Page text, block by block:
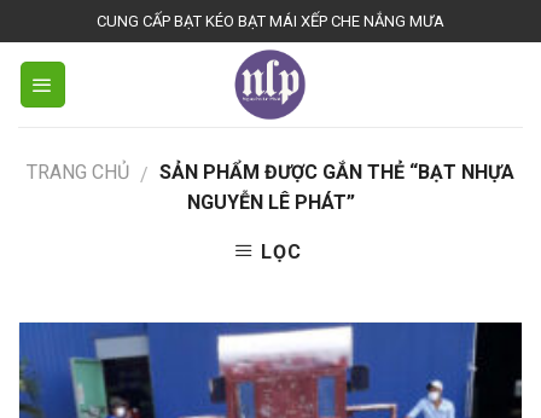
Bienhoadongnai.netCUNG CẤP BẠT KÉO BẠT MÁI XẾP CHE NẮNG MƯA
TRANG CHỦ / SẢN PHẨM ĐƯỢC GẮN THẺ “BẠT NHỰA
NGUYỄN LÊ PHÁT”
LỌC